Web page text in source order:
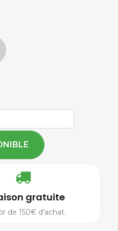
gratuite
de 150€ d'achat.